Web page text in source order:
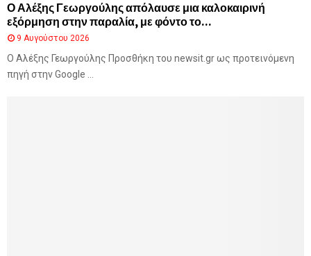
Ο Αλέξης Γεωργούλης απόλαυσε μια καλοκαιρινή
εξόρμηση στην παραλία, με φόντο το...
9 Αυγούστου 2026
O Aλέξης Γεωργούλης Προσθήκη του newsit.gr ως προτεινόμενη
πηγή στην Google ...